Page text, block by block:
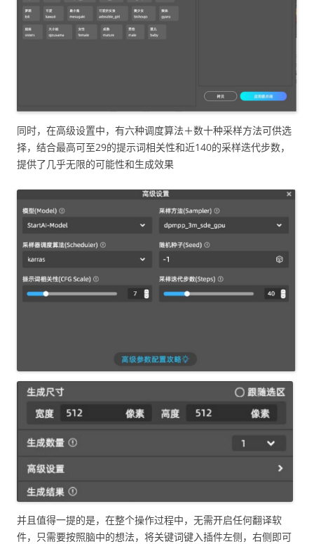
同时，在高级设置中，有六种调度算法＋数十种采样方法可供选
择，结合最高可至29的提示词相关性和近140的采样迭代步数，
提供了几乎无限的可能性和生成效果
并且值得一提的是，在整个操作过程中，无需开启任何翻译软
件，只需要按照脑中的想法，将关键词键入插件左侧，右侧即可